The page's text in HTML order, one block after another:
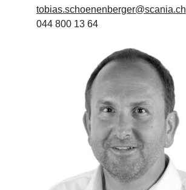
tobias.schoenenberger@scania.ch
044 800 13 64